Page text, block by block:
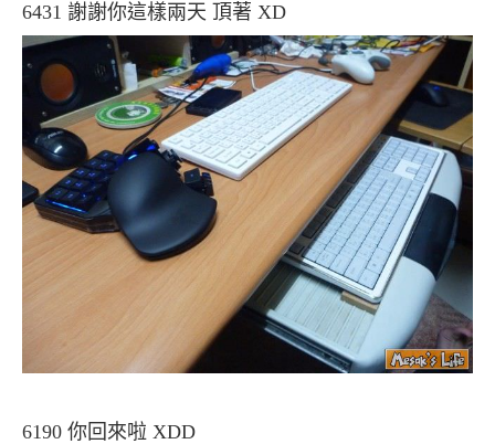
6431 謝謝你這樣兩天 頂著 XD
6190 你回來啦 XDD